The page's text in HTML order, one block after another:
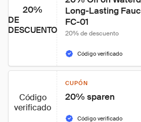
20%
DE
DESCUENTO
Long-Lasting
FC-01
20% de descuento
Código verificado
Código
verificado
CUPÓN
20% sparen
Código verificado